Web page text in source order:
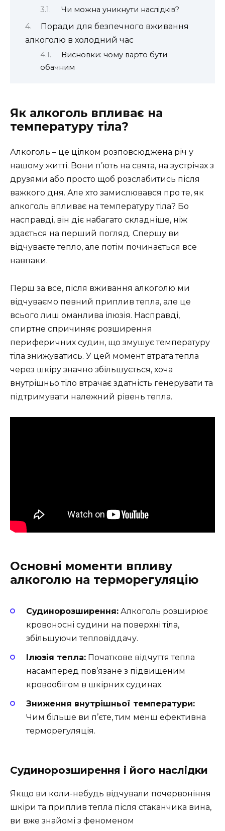
Чи можна уникнути наслідків?
Поради для безпечного вживання
алкоголю в холодний час
Висновки: чому варто бути
обачним
Як алкоголь впливає на
температуру тіла?
Алкоголь – це цілком розповсюджена річ у
нашому житті. Вони п’ють на свята, на зустрічах з
друзями або просто щоб розслабитись після
важкого дня. Але хто замислювався про те, як
алкоголь впливає на температуру тіла? Бо
насправді, він діє набагато складніше, ніж
здається на перший погляд. Спершу ви
відчуваєте тепло, але потім починається все
навпаки.
Перш за все, після вживання алкоголю ми
відчуваємо певний приплив тепла, але це
всього лиш оманлива ілюзія. Насправді,
спиртне спричиняє розширення
периферичних судин, що змушує температуру
тіла знижуватись. У цей момент втрата тепла
через шкіру значно збільшується, хоча
внутрішньо тіло втрачає здатність генерувати та
підтримувати належний рівень тепла.
Основні моменти впливу
алкоголю на терморегуляцію
Судинорозширення: Алкоголь розширює
кровоносні судини на поверхні тіла,
збільшуючи тепловіддачу.
Ілюзія тепла: Початкове відчуття тепла
насамперед пов’язане з підвищеним
кровообігом в шкірних судинах.
Зниження внутрішньої температури:
Чим більше ви п’єте, тим менш ефективна
терморегуляція.
Судинорозширення і його наслідки
Якщо ви коли-небудь відчували почервоніння
шкіри та приплив тепла після стаканчика вина,
ви вже знайомі з феноменом